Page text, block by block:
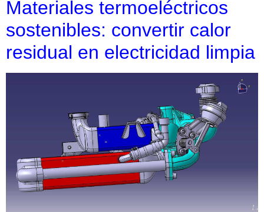
Materiales termoeléctricos
sostenibles: convertir calor
residual en electricidad limpia